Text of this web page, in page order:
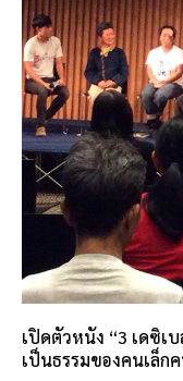
เปิดตัวหนัง “3 เดซิเ
เป็นธรรมของคนเล็ก